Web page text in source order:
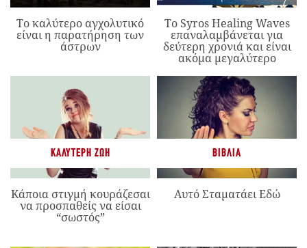
Το καλύτερο αγχολυτικό
είναι η παρατήρηση των
άστρων
Το Syros Healing Waves
επαναλαμβάνεται για
δεύτερη χρονιά και είναι
ακόμα μεγαλύτερο
ΚΑΛΎΤΕΡΗ ΖΩΉ
Κάποια στιγμή κουράζεσαι
να προσπαθείς να είσαι
“σωστός”
ΒΙΒΛΊΑ
Αυτό Σταματάει Εδώ